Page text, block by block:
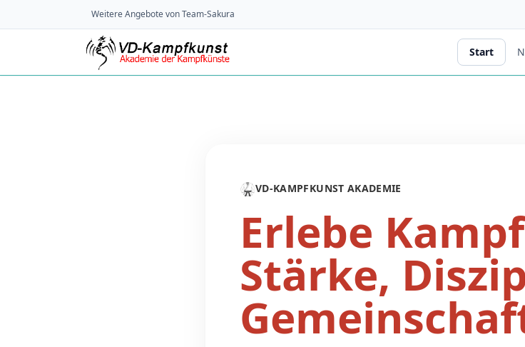
Weitere Angebote von Team-Sakura
Start
🥋VD-KAMPFKUNST AKADEMIE
Erlebe
Stärke,